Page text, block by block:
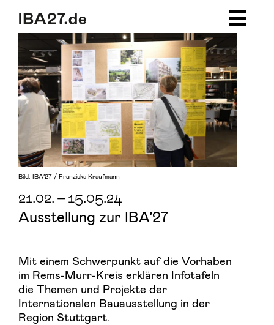
21.02. –15.05.24
Ausstellung zur IBA’27
Mit einem Schwerpunkt auf die Vorhaben
im Rems-Murr-Kreis erklären Infotafeln
die Themen und Projekte der
Internationalen Bauausstellung in der
Region Stuttgart.
Bild: IBA’27 / Franziska Kraufmann